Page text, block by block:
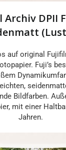
Archiv DPII
auf original
Fuji’s
Bildfarben.
mit einer
Jahren.